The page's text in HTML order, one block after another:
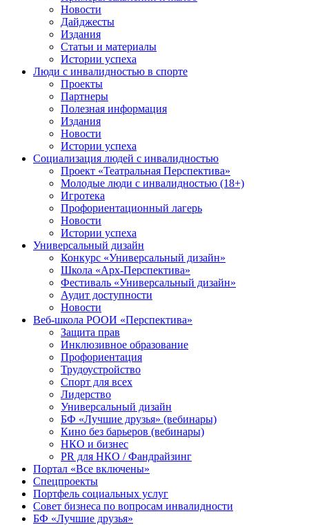
Новости
Дайджесты
Издания
Статьи и материалы
Истории успеха
Люди с инвалидностью в спорте
Проекты
Партнеры
Полезная информация
Издания
Новости
Истории успеха
Социализация людей с инвалидностью
Проект «Театральная Перспектива»
Молодые люди с инвалидностью (18+)
Игротека
Профориентационный лагерь
Новости
Истории успеха
Универсальный дизайн
Конкурс «Универсальный дизайн»
Школа «Арх-Перспектива»
Фестиваль «Универсальный дизайн»
Аудит доступности
Новости
Веб-школа РООИ «Перспектива»
Защита прав
Инклюзивное образование
Профориентация
Трудоустройство
Спорт для всех
Лидерство
Универсальный дизайн
БФ «Лучшие друзья» (вебинары)
Кино без барьеров (вебинары)
НКО и бизнес
PR для НКО / Фандрайзинг
Портал «Все включены»
Спецпроекты
Портфель социальных услуг
Совет бизнеса по вопросам инвалидности
БФ «Лучшие друзья»